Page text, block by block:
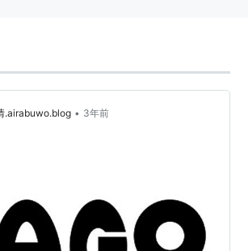
.airabuwo.blog • 3年前